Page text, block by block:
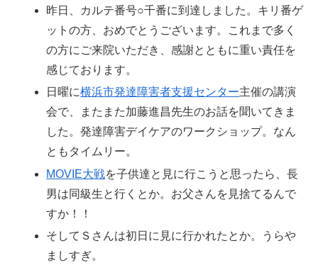
昨日、カルテ番号○千番に到達しました。キリ番ゲ
ットの方、おめでとうございます。これまで多く
の方にご来院いただき、感謝とともに重い責任を
感じております。
日曜に横浜市発達障害者支援センター主催の講演
会で、またまた加藤進昌先生のお話を聞いてきま
した。発達障害デイケアのワークショップ。なん
ともタイムリー。
MOVIE大戦を子供達と見に行こうと思ったら、長
男は同級生と行くとか。お父さんを見捨てるんで
すか！！
そしてＳさんは初日に見に行かれたとか。うらや
ましすぎ。